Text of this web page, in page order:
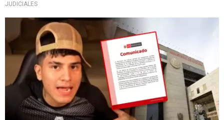
JUDICIALES
Pronunciamiento oficial